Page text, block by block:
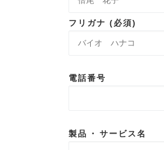
フリガナ (必須)
電話番号
製品 ･ サービス名